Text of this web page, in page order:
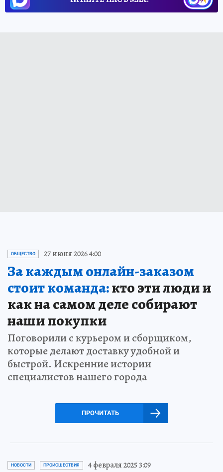
ОБЩЕСТВО 27 июня 2026 4:00
За каждым онлайн-заказом
стоит команда:кто эти люди и
как на самом деле собирают
наши покупки
Поговорили с курьером и сборщиком,
которые делают доставку удобной и
быстрой. Искренние истории
специалистов нашего города
ПРОЧИТАТЬ
НОВОСТИ ПРОИСШЕСТВИЯ 4 февраля 2025 3:09